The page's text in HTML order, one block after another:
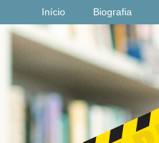
Início Biografia